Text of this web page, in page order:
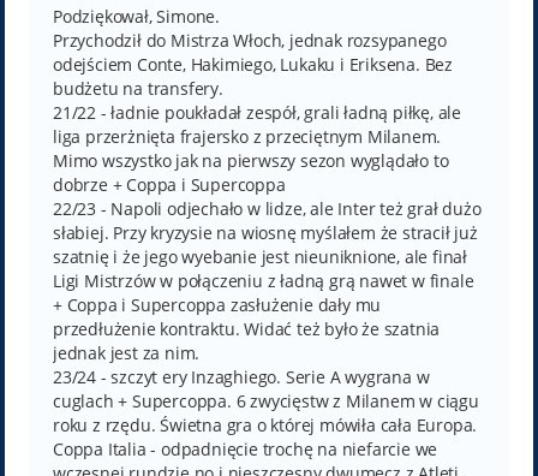
t
Podziękował, Simone.
Przychodził do Mistrza Włoch, jednak rozsypanego
odejściem Conte, Hakimiego, Lukaku i Eriksena. Bez
budżetu na transfery.
21/22 - ładnie poukładał zespół, grali ładną piłkę, ale
liga przerżnięta frajersko z przeciętnym Milanem.
Mimo wszystko jak na pierwszy sezon wyglądało to
dobrze + Coppa i Supercoppa
22/23 - Napoli odjechało w lidze, ale Inter też grał dużo
słabiej. Przy kryzysie na wiosnę myślałem że stracił już
szatnię i że jego wyebanie jest nieuniknione, ale finał
Ligi Mistrzów w połączeniu z ładną grą nawet w finale
+ Coppa i Supercoppa zasłużenie dały mu
przedłużenie kontraktu. Widać też było że szatnia
jednak jest za nim.
23/24 - szczyt ery Inzaghiego. Serie A wygrana w
cuglach + Supercoppa. 6 zwycięstw z Milanem w ciągu
roku z rzędu. Świetna gra o której mówiła cała Europa.
Coppa Italia - odpadnięcie trochę na niefarcie we